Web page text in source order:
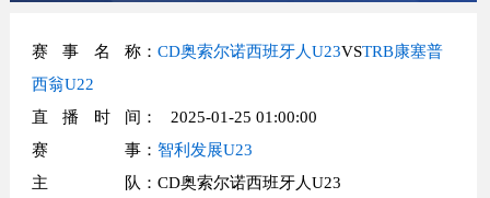
赛事名称： CD奥索尔诺西班牙人U23VSTRB康塞普
西翁U22
直播时间 ： 2025-01-25 01:00:00
赛事： 智利发展U23
主队 ：CD奥索尔诺西班牙人U23